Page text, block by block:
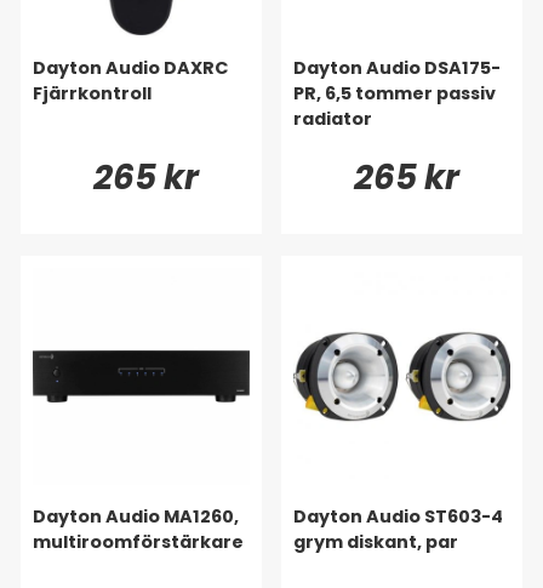
Dayton Audio DAXRC
Fjärrkontroll
265 kr
Dayton Audio DSA175-
PR, 6,5 tommer passiv
radiator
265 kr
Dayton Audio MA1260,
multiroomförstärkare
Dayton Audio ST603-4
grym diskant, par